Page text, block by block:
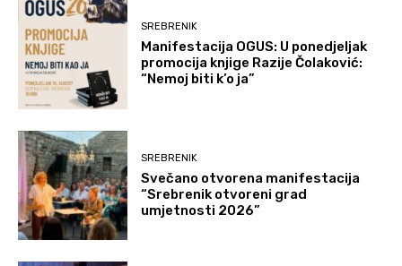
SREBRENIK
Manifestacija OGUS: U ponedjeljak
promocija knjige Razije Čolaković:
“Nemoj biti k’o ja”
SREBRENIK
Svečano otvorena manifestacija
“Srebrenik otvoreni grad
umjetnosti 2026”